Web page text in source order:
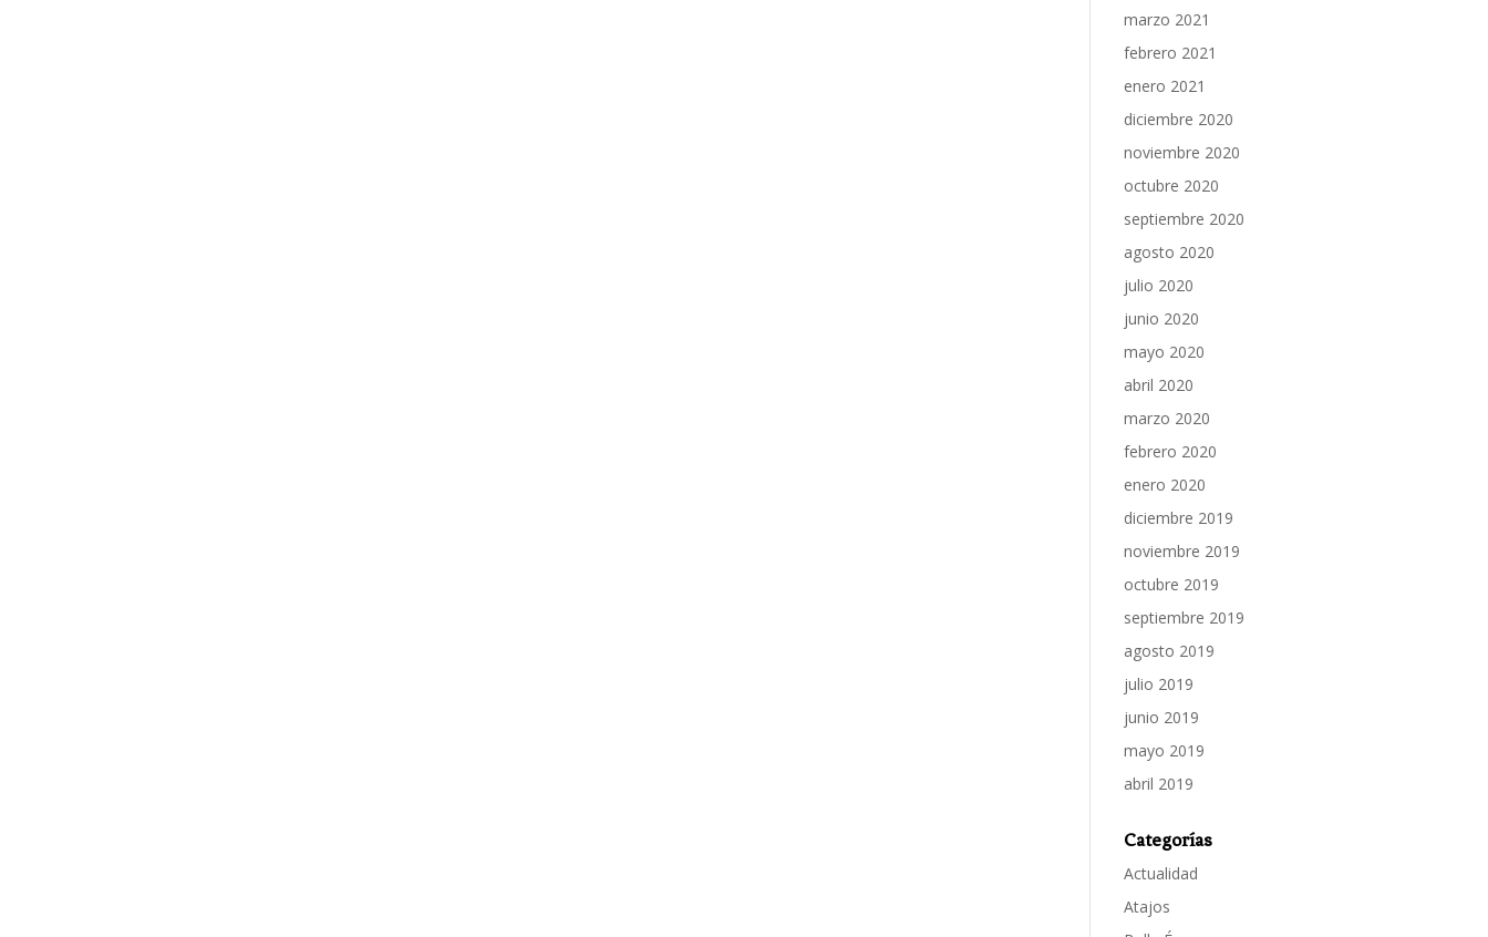
marzo 2021
febrero 2021
enero 2021
diciembre 2020
noviembre 2020
octubre 2020
septiembre 2020
agosto 2020
julio 2020
junio 2020
mayo 2020
abril 2020
marzo 2020
febrero 2020
enero 2020
diciembre 2019
noviembre 2019
octubre 2019
septiembre 2019
agosto 2019
julio 2019
junio 2019
mayo 2019
abril 2019
Categorías
Actualidad
Atajos